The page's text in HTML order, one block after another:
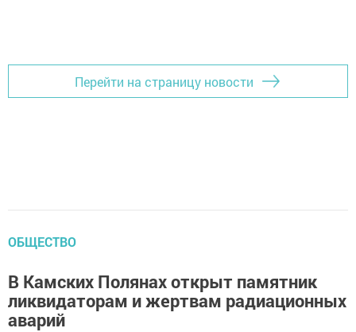
Перейти на страницу новости
ОБЩЕСТВО
В Камских Полянах открыт памятник
ликвидаторам и жертвам радиационных
аварий